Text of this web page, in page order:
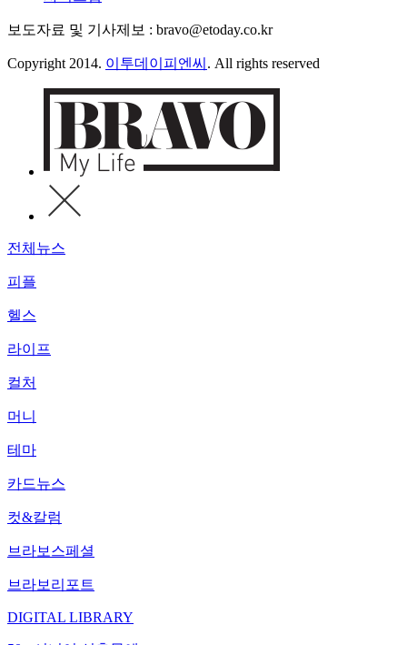
보도자료 및 기사제보 : bravo@etoday.co.kr
Copyright 2014. 이투데이피엔씨 . All rights reserved
전체뉴스
피플
헬스
라이프
컬처
머니
테마
카드뉴스
컷&칼럼
브라보스페셜
브라보리포트
DIGITAL LIBRARY